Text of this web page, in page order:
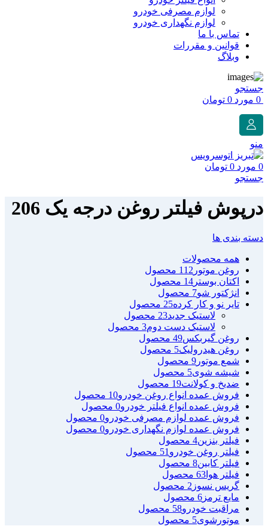
لوازم مصرفی خودرو
لوازم نگهداری خودرو
تماس با ما
قوانین و مقررات
وبلاگ
جستجو
0 مورد 0 تومان
منو
0 مورد 0 تومان
جستجو
درپوش فیلتر روغن درجه یک 206
دسته بندی ها
همه محصولات
روغن موتور 112 محصول
اکتان بوستر 14 محصول
انژکتور شو7 محصول
تایر نو و کار کرده25 محصول
لاستیک جدید23 محصول
لاستیک دست دوم3 محصول
روغن گیربکس49 محصول
روغن هیدرولیک5 محصول
شمع موتور 9 محصول
شیشه شوی5 محصول
ضدیخ و کولانت19 محصول
فروش عمده انواع روغن خودرو10 محصول
فروش عمده انواع فیلتر خودرو0 محصول
فروش عمده لوازم مصرفی خودرو0 محصول
فروش عمده لوازم نگهداری خودرو0 محصول
فیلتر بنزین4 محصول
فیلتر روغن خودرو 51 محصول
فیلتر کابین8 محصول
فیلتر هوا 63 محصول
گریس نسوز 2 محصول
مایع ترمز 6 محصول
مراقبت خودرو58 محصول
موتورشوی5 محصول